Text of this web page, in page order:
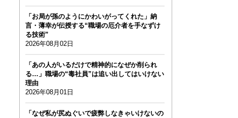
「お局が孫のようにかわいがってくれた」納
言・薄幸が伝授する“職場の厄介者を手なずけ
る技術”
2026年08月02日
「あの人がいるだけで精神的になぜか削られ
る…」職場の“毒社員”は追い出してはいけない
理由
2026年08月01日
「なぜ私が尻ぬぐいで疲弊しなきゃいけないの